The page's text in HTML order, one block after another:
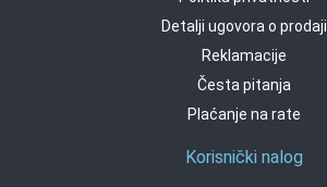
Detalji ugovora o prodaji
Reklamacije
Česta pitanja
Plaćanje na rate
Korisnički nalog